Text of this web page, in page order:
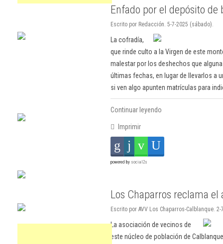
Enfado por el depósito
Escrito por Redacción. 5-7-2025 (sábado).
La cofradía,
que rinde culto a la Virgen de este
malestar por los deshechos que
últimas fechas, en lugar de llevarlos a
si ven algo apunten matrículas para
Continuar leyendo
Imprimir
powered by social2s
Los Chaparros reclama
Escrito por AVV Los Chaparros-Calblanque.
La asociación de vecinos de
este núcleo de población de